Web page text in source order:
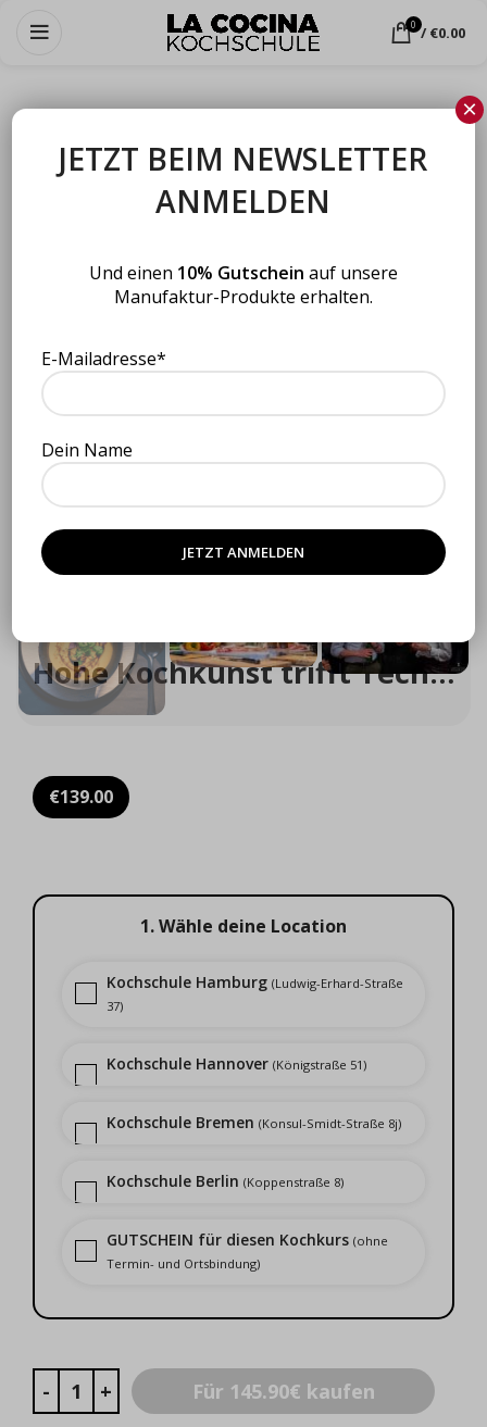
0 / €0.00
Click to enlarge
Hohe Kochkunst trifft Technik – modern Kochen mit Genuss
€139.00
1. Wähle deine Location
Kochschule Hamburg (Ludwig-Erhard-Straße
37)
Kochschule Hannover (Königstraße 51)
Kochschule Bremen (Konsul-Smidt-Straße 8j)
Kochschule Berlin (Koppenstraße 8)
GUTSCHEIN für diesen Kochkurs (ohne
Termin- und Ortsbindung)
Für 145.90€ kaufen
JETZT BEIM NEWSLETTER
ANMELDEN
Und einen 10% Gutschein auf unsere
Manufaktur-Produkte erhalten.
E-Mailadresse*
Dein Name
×